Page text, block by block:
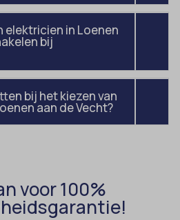
elektricien in Loenen
bij
bij het kiezen van
aan de Vecht?
voor 100%